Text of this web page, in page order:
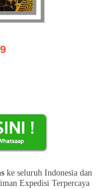
ke seluruh Indonesia dan
Expedisi Terpercaya